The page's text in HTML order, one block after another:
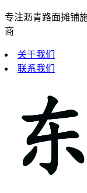
专注沥青路面摊铺
商
关于我们
联系我们